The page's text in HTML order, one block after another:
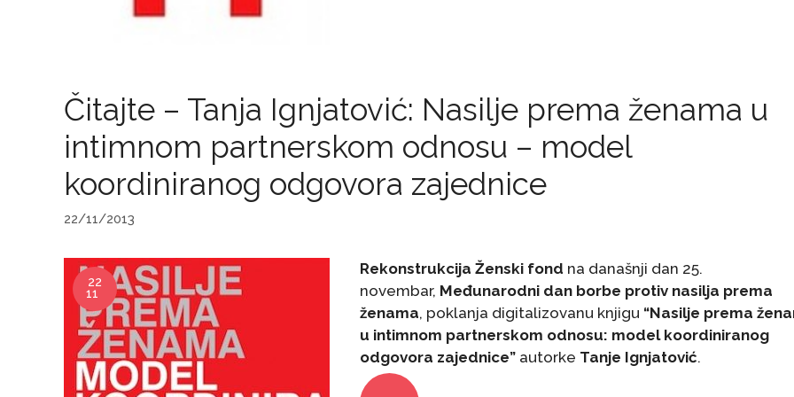
Čitajte – Tanja Ignjatović: Nasilje prema ženama u
intimnom partnerskom odnosu – model
koordiniranog odgovora zajednice
22/11/2013
22
11
Rekonstrukcija Ženski fond na današnji dan 25.
novembar, Međunarodni dan borbe protiv nasilja prema
ženama, poklanja digitalizovanu knjigu “Nasilje prema
u intimnom partnerskom odnosu: model koordiniranog
odgovora zajednice” autorke Tanje Ignjatović.